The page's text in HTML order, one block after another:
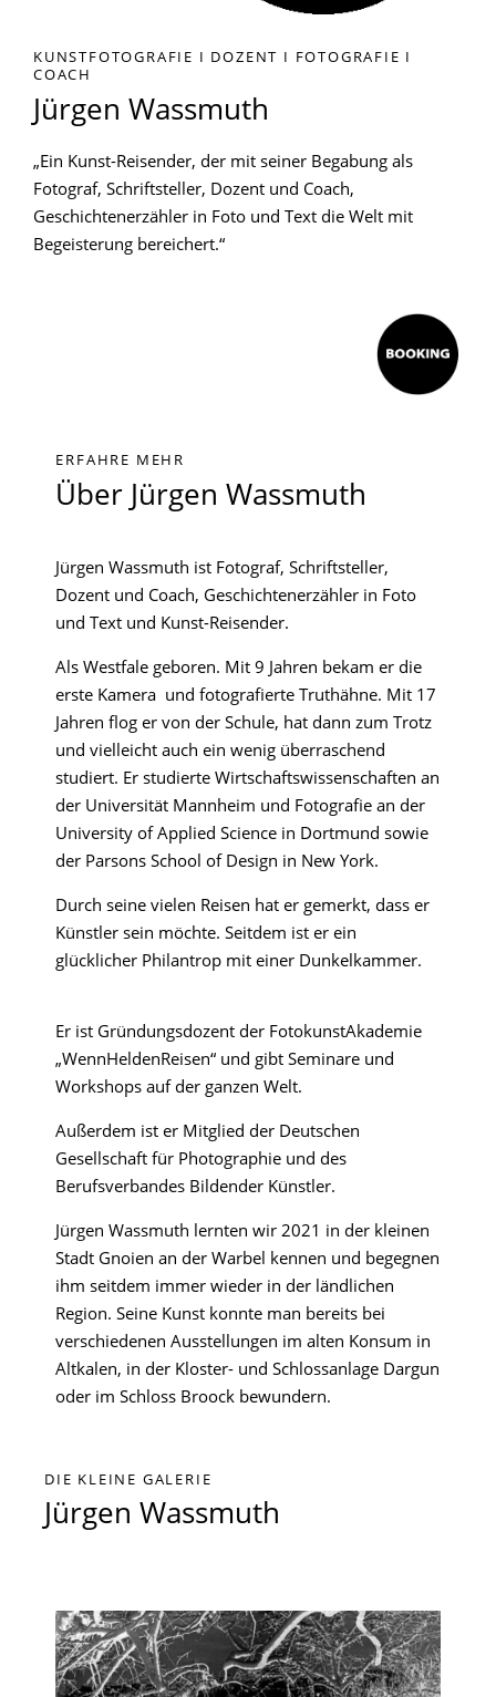
KUNSTFOTOGRAFIE I DOZENT I FOTOGRAFIE I
COACH
Jürgen Wassmuth
„Ein Kunst-Reisender, der mit seiner Begabung als
Fotograf, Schriftsteller, Dozent und Coach,
Geschichtenerzähler in Foto und Text die Welt mit
Begeisterung bereichert.“
ERFAHRE MEHR
Über Jürgen Wassmuth
Jürgen Wassmuth ist Fotograf, Schriftsteller,
Dozent und Coach, Geschichtenerzähler in Foto
und Text und Kunst-Reisender.
Als Westfale geboren. Mit 9 Jahren bekam er die
erste Kamera und fotografierte Truthähne. Mit 17
Jahren flog er von der Schule, hat dann zum Trotz
und vielleicht auch ein wenig überraschend
studiert. Er studierte Wirtschaftswissenschaften an
der Universität Mannheim und Fotografie an der
University of Applied Science in Dortmund sowie
der Parsons School of Design in New York.
Durch seine vielen Reisen hat er gemerkt, dass er
Künstler sein möchte. Seitdem ist er ein
glücklicher Philantrop mit einer Dunkelkammer.
Er ist Gründungsdozent der FotokunstAkademie
„WennHeldenReisen“ und gibt Seminare und
Workshops auf der ganzen Welt.
Außerdem ist er Mitglied der Deutschen
Gesellschaft für Photographie und des
Berufsverbandes Bildender Künstler.
Jürgen Wassmuth lernten wir 2021 in der kleinen
Stadt Gnoien an der Warbel kennen und begegnen
ihm seitdem immer wieder in der ländlichen
Region. Seine Kunst konnte man bereits bei
verschiedenen Ausstellungen im alten Konsum in
Altkalen, in der Kloster- und Schlossanlage Dargun
oder im Schloss Broock bewundern.
DIE KLEINE GALERIE
Jürgen Wassmuth